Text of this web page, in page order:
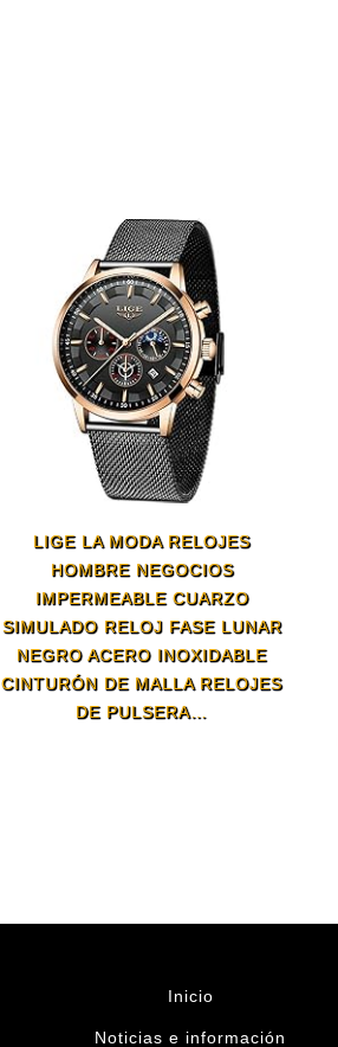
LIGE LA MODA RELOJES
HOMBRE NEGOCIOS
IMPERMEABLE CUARZO
SIMULADO RELOJ FASE LUNAR
NEGRO ACERO INOXIDABLE
CINTURÓN DE MALLA RELOJES
DE PULSERA…
Inicio
Noticias e información